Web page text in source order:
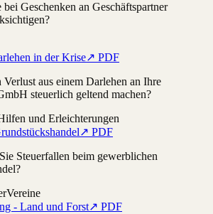
bei Geschenken an Geschäftspartner
in der Krise↗ PDF
aus einem Darlehen an Ihre
steuerlich geltend machen?
und Erleichterungen
↗ PDF
Steuerfallen beim gewerblichen
Vereine
- Land und Forst↗ PDF